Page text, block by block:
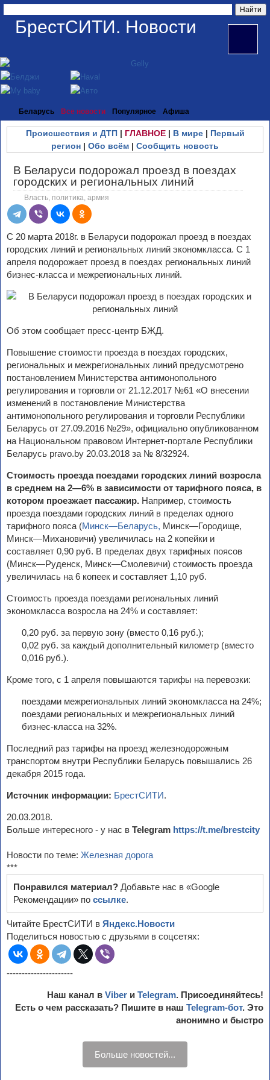
БрестСИТИ. Новости
Беларусь Все новости Популярное Афиша
Происшествия и ДТП| ГЛАВНОЕ| В мире| Первый
регион | Обо всём | Сообщить новость
В Беларуси подорожал проезд в поездах
городских и региональных линий
Власть, политика, армия
С 20 марта 2018г. в Беларуси подорожал проезд в поездах
городских линий и региональных линий экономкласса. С 1
апреля подорожает проезд в поездах региональных линий
бизнес-класса и межрегиональных линий.
Об этом сообщает пресс-центр БЖД.
Повышение стоимости проезда в поездах городских,
региональных и межрегиональных линий предусмотрено
постановлением Министерства антимонопольного
регулирования и торговли от 21.12.2017 №­61 «О внесении
изменений в постановление Министерства
антимонопольного регулирования и торговли Республики
Беларусь от 27.09.2016 №29», официально опубликованном
на Национальном правовом Интернет-портале Республики
Беларусь pravo.by 20.03.2018 за № 8/32924.
Стоимость проезда поездами городских линий возросла
в среднем на 2—6% в зависимости от тарифного пояса, в
котором проезжает пассажир. Например, стоимость
проезда поездами городских линий в пределах одного
тарифного пояса (Минск—Беларусь, Минск—Городище,
Минск—Михановичи) увеличилась на 2 копейки и
составляет 0,90 руб. В пределах двух тарифных поясов
(Минск—Руденск, Минск—Смолевичи) стоимость проезда
увеличилась на 6 копеек и составляет 1,10 руб.
Стоимость проезда поездами региональных линий
экономкласса возросла на 24% и составляет:
0,20 руб. за первую зону (вместо 0,16 руб.);
0,02 руб. за каждый дополнительный километр (вместо
0,016 руб.).
Кроме того, с 1 апреля повышаются тарифы на перевозки:
поездами межрегиональных линий экономкласса на 24%;
поездами региональных и межрегиональных линий
бизнес-класса на 32%.
Последний раз тарифы на проезд железнодорожным
транспортом внутри Республики Беларусь повышались 26
декабря 2015 года.
Источник информации: БрестСИТИ.
20.03.2018.
Больше интересного - у нас в Telegram https://t.me/brestcity
Новости по теме: Железная дорога
***
Понравился материал? Добавьте нас в «Google
Рекомендации» по ссылке.
Читайте БрестСИТИ в Яндекс.Новости
Поделиться новостью с друзьями в соцсетях:
----------------------
Наш канал в Viber и Telegram. Присоединяйтесь!
Есть о чем рассказать? Пишите в наш Telegram-бот. Это
анонимно и быстро
Больше новостей...